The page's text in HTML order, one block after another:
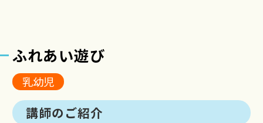
ふれあい遊び
乳幼児
講師のご紹介